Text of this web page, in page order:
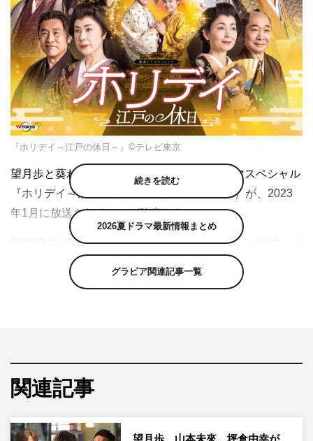
『ホリデイ～江戸の休日～』©テレビ東京
望月歩と葵わかながW主演を務める新春ドラマスペシャル
『ホリデイ～江戸の休日～』（テレビ東京系）が、2023
年1月に放送されることが決定した。
昭和33年に製作された大映映画「江戸っ子祭」（脚本・小
國英雄、監督・島耕二）の設定にインスパイアされつつ
も、徳川家光の絵の才能という意外な一面にスポットを当
に連なるラブストーリーへと大胆に設定を変え、令和にふ
っている。また、テレビ東京での新春時代劇の放送は、
続きを読む
2026夏ドラマ最新情報まとめ
グラビア関連記事一覧
関連記事
望月歩、山本未來、坪倉由幸が